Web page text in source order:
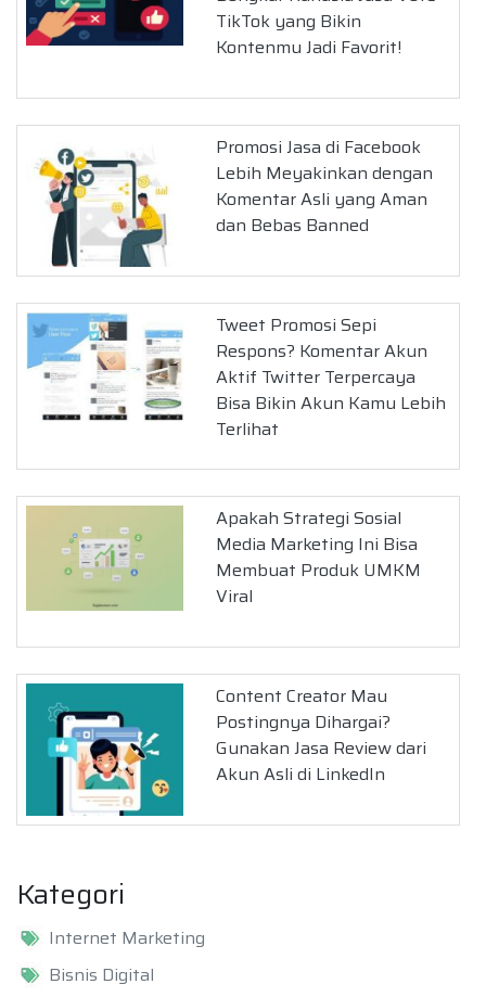
TikTok yang Bikin
Kontenmu Jadi Favorit!
Promosi Jasa di Facebook
Lebih Meyakinkan dengan
Komentar Asli yang Aman
dan Bebas Banned
Tweet Promosi Sepi
Respons? Komentar Akun
Aktif Twitter Terpercaya
Bisa Bikin Akun Kamu Lebih
Terlihat
Apakah Strategi Sosial
Media Marketing Ini Bisa
Membuat Produk UMKM
Viral
Content Creator Mau
Postingnya Dihargai?
Gunakan Jasa Review dari
Akun Asli di LinkedIn
Kategori
Internet Marketing
Bisnis Digital